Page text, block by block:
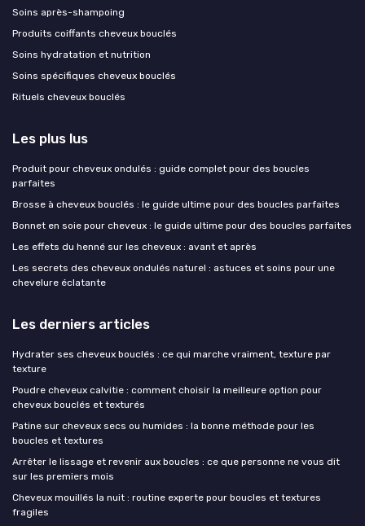
Soins après-shampoing
Produits coiffants cheveux bouclés
Soins hydratation et nutrition
Soins spécifiques cheveux bouclés
Rituels cheveux bouclés
Les plus lus
Produit pour cheveux ondulés : guide complet pour des boucles
parfaites
Brosse à cheveux bouclés : le guide ultime pour des boucles parfaites
Bonnet en soie pour cheveux : le guide ultime pour des boucles parfaites
Les effets du henné sur les cheveux : avant et après
Les secrets des cheveux ondulés naturel : astuces et soins pour une
chevelure éclatante
Les derniers articles
Hydrater ses cheveux bouclés : ce qui marche vraiment, texture par
texture
Poudre cheveux calvitie : comment choisir la meilleure option pour
cheveux bouclés et texturés
Patine sur cheveux secs ou humides : la bonne méthode pour les
boucles et textures
Arrêter le lissage et revenir aux boucles : ce que personne ne vous dit
sur les premiers mois
Cheveux mouillés la nuit : routine experte pour boucles et textures
fragiles